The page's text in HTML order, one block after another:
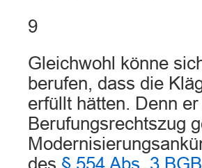
9
Gleichwohl könne
berufen, dass die
erfüllt hätten. Denn
Berufungsrechtszug
des § 554 Abs. 3 BGB